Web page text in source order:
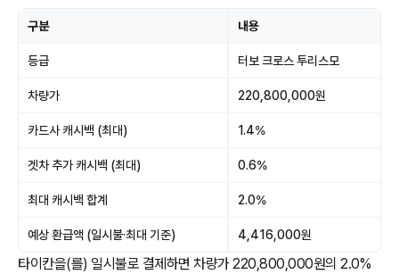
구분 내용
등급 터보 크로스 투리스모
차량가 220,800,000원
카드사 캐시백 (최대) 1.4%
겟차 추가 캐시백 (최대) 0.6%
최대 캐시백 합계 2.0%
예상 환급액 (일시불·최대 기준) 4,416,000원
타이칸을(를) 일시불로 결제하면 차량가 220,800,000원의 2.0%